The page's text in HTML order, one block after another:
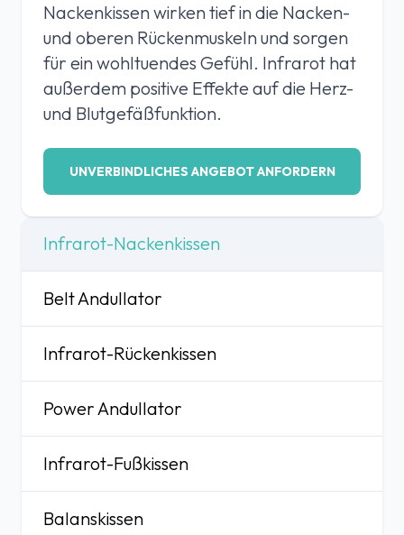
Infrarot-Nackenkissen
Belt Andullator
Infrarot-Rückenkissen
Power Andullator
Infrarot-Fußkissen
Balanskissen
Nackenkissen wirken tief in die Nacken-
und oberen Rückenmuskeln und sorgen
für ein wohltuendes Gefühl. Infrarot hat
außerdem positive Effekte auf die Herz-
und Blutgefäßfunktion.
UNVERBINDLICHES ANGEBOT ANFORDERN